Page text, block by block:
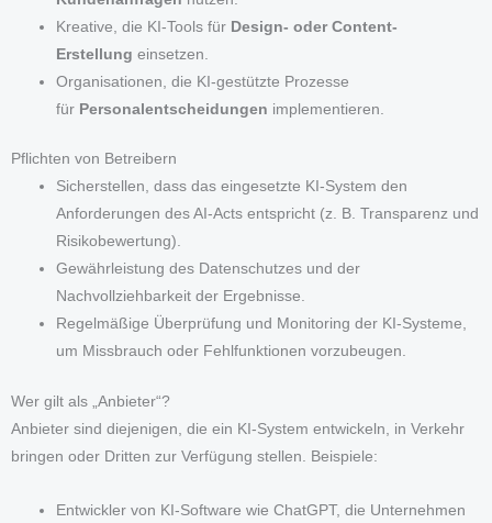
Kreative, die KI-Tools für Design- oder Content-
Erstellung einsetzen.
Organisationen, die KI-gestützte Prozesse
für Personalentscheidungen implementieren.
Pflichten von Betreibern
Sicherstellen, dass das eingesetzte KI-System den
Anforderungen des AI-Acts entspricht (z. B. Transparenz und
Risikobewertung).
Gewährleistung des Datenschutzes und der
Nachvollziehbarkeit der Ergebnisse.
Regelmäßige Überprüfung und Monitoring der KI-Systeme,
um Missbrauch oder Fehlfunktionen vorzubeugen.
Wer gilt als „Anbieter“?
Anbieter sind diejenigen, die ein KI-System entwickeln, in Verkehr
bringen oder Dritten zur Verfügung stellen. Beispiele:
Entwickler von KI-Software wie ChatGPT, die Unternehmen